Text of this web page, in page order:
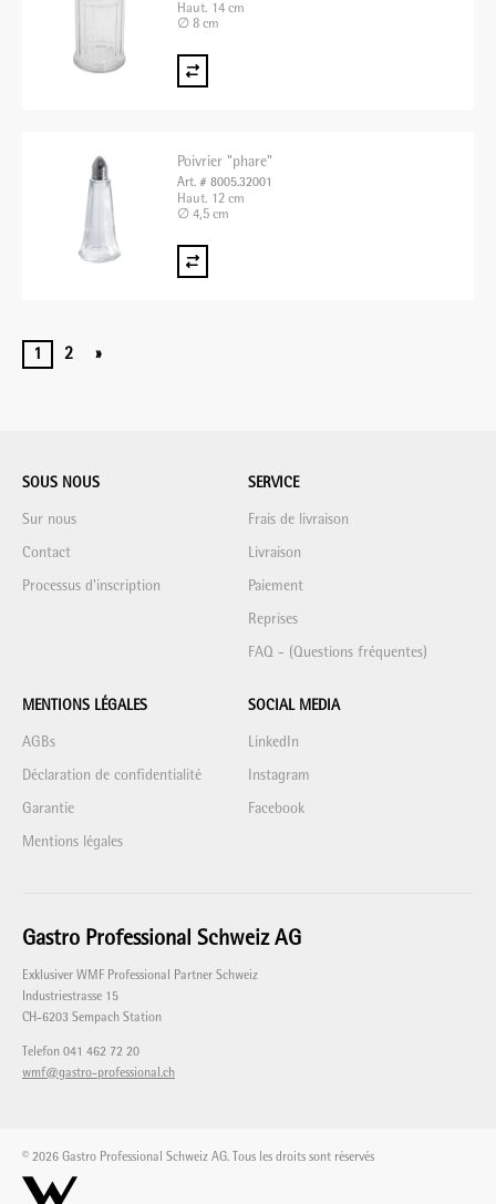
Haut. 14 cm
∅ 8 cm
Poivrier "phare"
Art. # 8005.32001
Haut. 12 cm
∅ 4,5 cm
1 2 »
SOUS NOUS
Sur nous
Contact
Processus d'inscription
SERVICE
Frais de livraison
Livraison
Paiement
Reprises
FAQ - (Questions fréquentes)
MENTIONS LÉGALES
AGBs
Déclaration de confidentialité
Garantie
Mentions légales
SOCIAL MEDIA
LinkedIn
Instagram
Facebook
Gastro Professional Schweiz AG
Exklusiver WMF Professional Partner Schweiz
Industriestrasse 15
CH-6203 Sempach Station
Telefon 041 462 72 20
wmf@gastro-professional.ch
© 2026 Gastro Professional Schweiz AG. Tous les droits sont réservés